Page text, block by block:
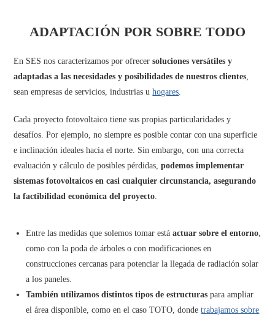
ADAPTACIÓN POR SOBRE TODO
En SES nos caracterizamos por ofrecersoluciones versátiles y
adaptadas a las necesidades y posibilidades de nuestros clientes,
sean empresas de servicios, industrias uhogares.
Cada proyecto fotovoltaico tiene sus propias particularidades y
desafíos. Por ejemplo, no siempre es posible contar con una superficie
e inclinación ideales hacia el norte. Sin embargo, con una correcta
evaluación y cálculo de posibles pérdidas,podemos implementar
sistemas fotovoltaicos en casi cualquier circunstancia, asegurando
la factibilidad económica del proyecto.
Entre las medidas que solemos tomar estáactuar sobre el entorno,
como con la poda de árboles o con modificaciones en
construcciones cercanas para potenciar la llegada de radiación solar
a los paneles.
También utilizamos distintos tipos de estructuras para ampliar
el área disponible, como en el caso TOTO, dondetrabajamos sobre